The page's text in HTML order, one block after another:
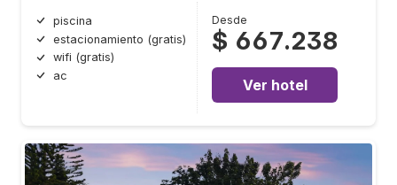
piscina
estacionamiento (gratis)
wifi (gratis)
ac
Desde
$ 667.238
Ver hotel